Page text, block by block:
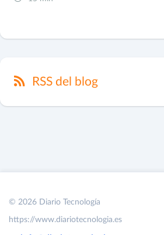
RSS del blog
© 2026 Diario Tecnología
https://www.diariotecnologia.es